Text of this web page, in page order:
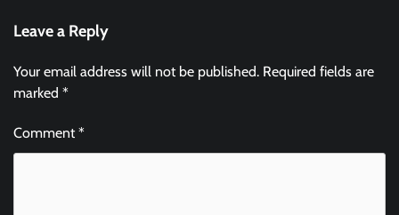
Leave a Reply
Your email address will not be published. Required fields are
marked *
Comment*